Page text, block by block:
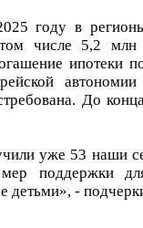
году в
числе 5,2
ипотеки
До
уже 53 наши
поддержки
детьми», -